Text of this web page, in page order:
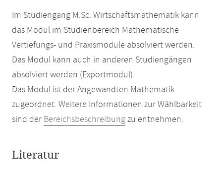
Im Studiengang M.Sc. Wirtschaftsmathematik kann
das Modul im Studienbereich Mathematische
Vertiefungs- und Praxismodule absolviert werden.
Das Modul kann auch in anderen Studiengängen
absolviert werden (Exportmodul).
Das Modul ist der Angewandten Mathematik
zugeordnet. Weitere Informationen zur Wählbarkeit
sind der Bereichsbeschreibungzu entnehmen.
Literatur